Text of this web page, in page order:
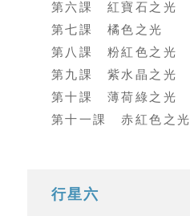
第六課 紅寶石之光
第七課 橘色之光
第八課 粉紅色之光
第九課 紫水晶之光
第十課 薄荷綠之光
第十一課 赤紅色之光
行星六